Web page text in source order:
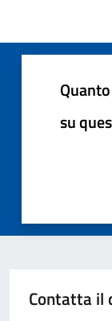
su
Contatta il